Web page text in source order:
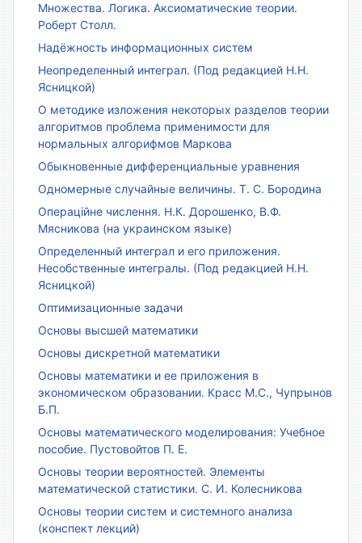
Множества. Логика. Аксиоматические теории.
Роберт Столл.
Надёжность информационных систем
Неопределенный интеграл. (Под редакцией Н.Н.
Ясницкой)
О методике изложения некоторых разделов теории
алгоритмов проблема применимости для
нормальных алгорифмов Маркова
Обыкновенные дифференциальные уравнения
Одномерные случайные величины. Т. С. Бородина
Операційне числення. Н.К. Дорошенко, В.Ф.
Мясникова (на украинском языке)
Определенный интеграл и его приложения.
Несобственные интегралы. (Под редакцией Н.Н.
Ясницкой)
Оптимизационные задачи
Основы высшей математики
Основы дискретной математики
Основы математики и ее приложения в
экономическом образовании. Красс М.С., Чупрынов
Б.П.
Основы математического моделирования: Учебное
пособие. Пустовойтов П. Е.
Основы теории вероятностей. Элементы
математической статистики. С. И. Колесникова
Основы теории систем и системного анализа
(конспект лекций)